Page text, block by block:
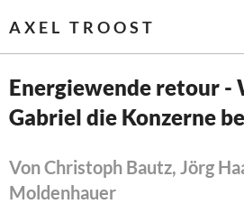
AXEL TROOST
Startseite
Themen
Energiewende retour -
Gabriel die Konzerne
Von Christoph Bautz, Jörg
Moldenhauer